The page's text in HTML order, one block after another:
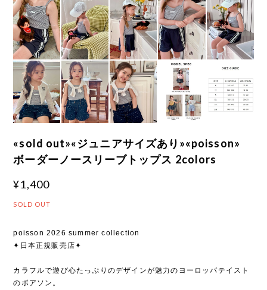
«sold out»«ジュニアサイズあり»«poisson»
ボーダーノースリーブトップス 2colors
¥1,400
SOLD OUT
poisson 2026 summer collection
✦日本正規販売店✦
カラフルで遊び心たっぷりのデザインが魅力のヨーロッパテイスト
のポアソン。